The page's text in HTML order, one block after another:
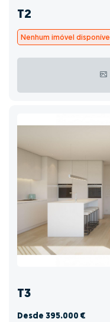
T2
Nenhum imóvel disponível
T3
Desde 395.000 €